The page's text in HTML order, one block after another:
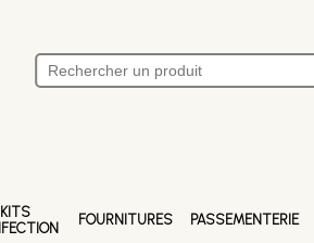
KITS
FOURNITURES PASSEMENTERIE